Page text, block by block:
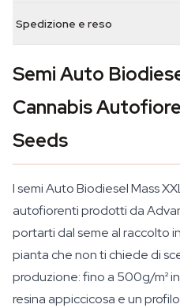
Spedizione e reso
Semi Auto
Cannabis
Seeds
I semi Auto Biodiesel Mass
autofiorenti prodotti da
portarti dal seme al raccolto
pianta che non ti chiede di
produzione: fino a 500g/m²
resina appiccicosa e un